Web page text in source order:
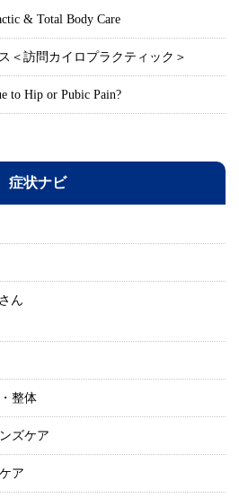
& Total Body Care
＜訪問カイロプラクティック＞
to Hip or Pubic Pain?
症状ナビ
ん
整体
ズケア
ア